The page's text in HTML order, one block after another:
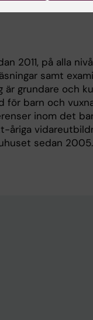
2011, på alla
samt
är grundare och
för barn och
inom det
åriga
sedan